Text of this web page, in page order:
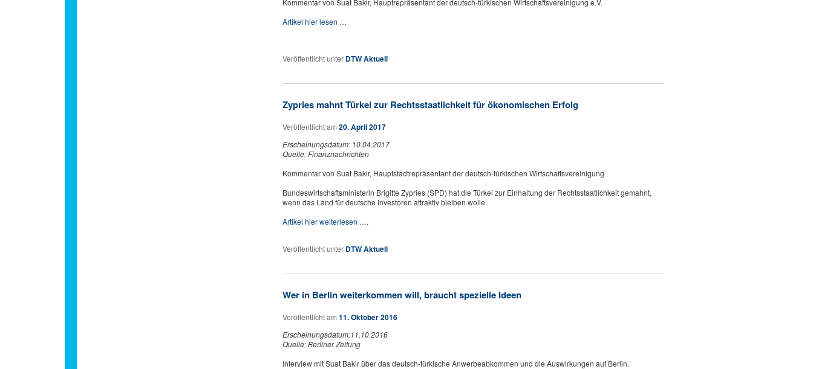
Artikel hier lesen …
Veröffentlicht unter DTW Aktuell
Zypries mahnt Türkei zur Rechtsstaatlichkeit für ökonomischen Erfolg
Veröffentlicht am 20. April 2017
Erscheinungsdatum: 10.04.2017
Quelle: Finanznachrichten
Kommentar von Suat Bakir, Hauptstadtrepräsentant der deutsch-türkischen Wirtschaftsvereinigung
Bundeswirtschaftsministerin Brigitte Zypries (SPD) hat die Türkei zur Einhaltung der Rechtsstaatlichkeit gemahnt,
wenn das Land für deutsche Investoren attraktiv bleiben wolle.
Artikel hier weiterlesen ….
Veröffentlicht unter DTW Aktuell
Wer in Berlin weiterkommen will, braucht spezielle Ideen
Veröffentlicht am 11. Oktober 2016
Erscheinungsdatum:11.10.2016
Quelle: Berliner Zeitung
Interview mit Suat Bakir über das deutsch-türkische Anwerbeabkommen und die Auswirkungen auf Berlin.